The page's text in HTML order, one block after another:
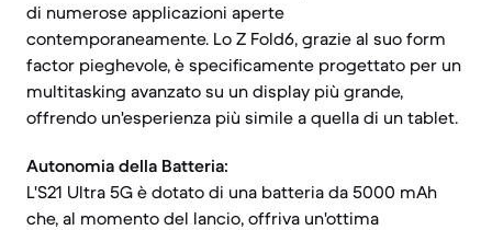
di numerose applicazioni aperte
contemporaneamente. Lo Z Fold6, grazie al suo form
factor pieghevole, è specificamente progettato per un
multitasking avanzato su un display più grande,
offrendo un'esperienza più simile a quella di un tablet.
Autonomia della Batteria:
L'S21 Ultra 5G è dotato di una batteria da 5000 mAh
che, al momento del lancio, offriva un'ottima